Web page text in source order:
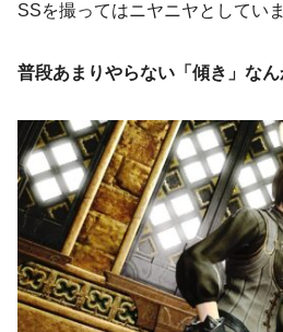
SSを撮ってはニヤニヤとしてい
普段あまりやらない「傾き」な